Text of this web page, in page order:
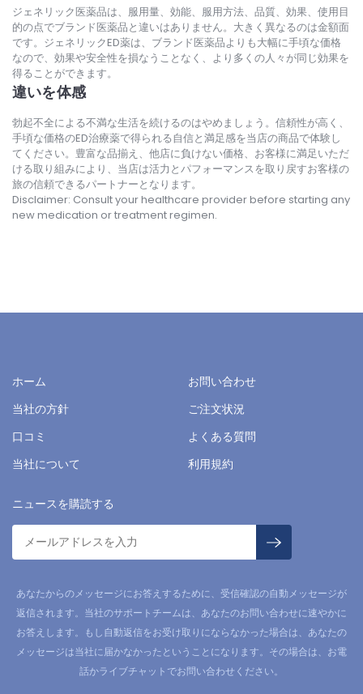
ジェネリック医薬品は、服用量、効能、服用方法、品質、効果、使用目
的の点でブランド医薬品と違いはありません。大きく異なるのは金額面
です。ジェネリックED薬は、ブランド医薬品よりも大幅に手頃な価格
なので、効果や安全性を損なうことなく、より多くの人々が同じ効果を
得ることができます。
違いを体感
勃起不全による不満な生活を続けるのはやめましょう。信頼性が高く、
手頃な価格のED治療薬で得られる自信と満足感を当店の商品で体験し
てください。豊富な品揃え、他店に負けない価格、お客様に満足いただ
ける取り組みにより、当店は活力とパフォーマンスを取り戻すお客様の
旅の信頼できるパートナーとなります。
Disclaimer: Consult your healthcare provider before starting any
new medication or treatment regimen.
ホーム
お問い合わせ
当社の方針
ご注文状況
口コミ
よくある質問
当社について
利用規約
ニュースを購読する
あなたからのメッセージにお答えするために、受信確認の自動メッセージが
返信されます。当社のサポートチームは、あなたのお問い合わせに速やかに
お答えします。もし自動返信をお受け取りにならなかった場合は、あなたの
メッセージは当社に届かなかったということになります。その場合は、お電
話かライブチャットでお問い合わせください。